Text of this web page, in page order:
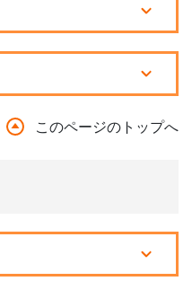
このページのトップへ